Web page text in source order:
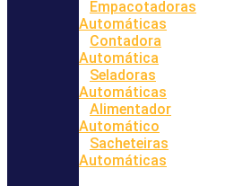
Empacotadoras
Automáticas
Contadora
Automática
Seladoras
Automáticas
Alimentador
Automático
Sacheteiras
Automáticas